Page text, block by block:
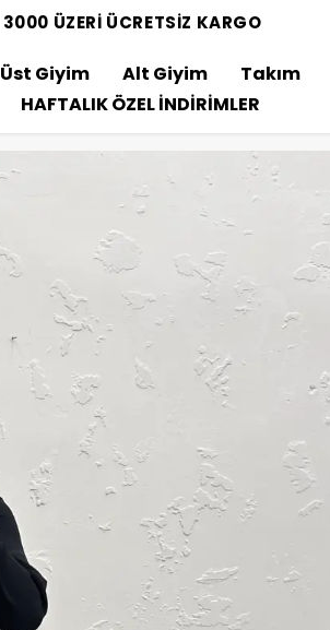
3000 ÜZERİ ÜCRETSİZ KARGO
Üst Giyim Alt Giyim Takım
HAFTALIK ÖZEL İNDİRİMLER